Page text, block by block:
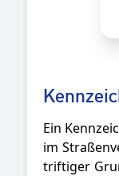
Ein
im
triftiger